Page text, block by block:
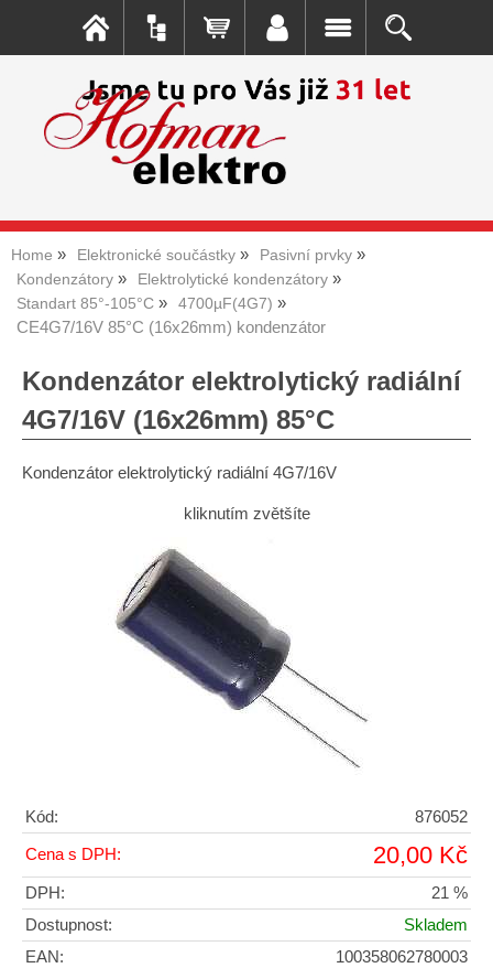
Home Elektronické součástky
Pasivní prvky
Kondenzátory
Elektrolytické kondenzátory
Standart 85°-105°C
4700µF(4G7)
CE4G7/16V 85°C (16x26mm) kondenzátor
Kondenzátor elektrolytický radiální
4G7/16V (16x26mm) 85°C
Kondenzátor elektrolytický radiální 4G7/16V
kliknutím zvětšíte
Kód: 876052
Cena s DPH: 20,00 Kč
DPH:
21 %
Dostupnost:
Skladem
EAN:
100358062780003